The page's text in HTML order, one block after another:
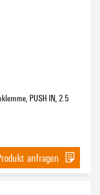
PUSH IN, 2.5
anfragen